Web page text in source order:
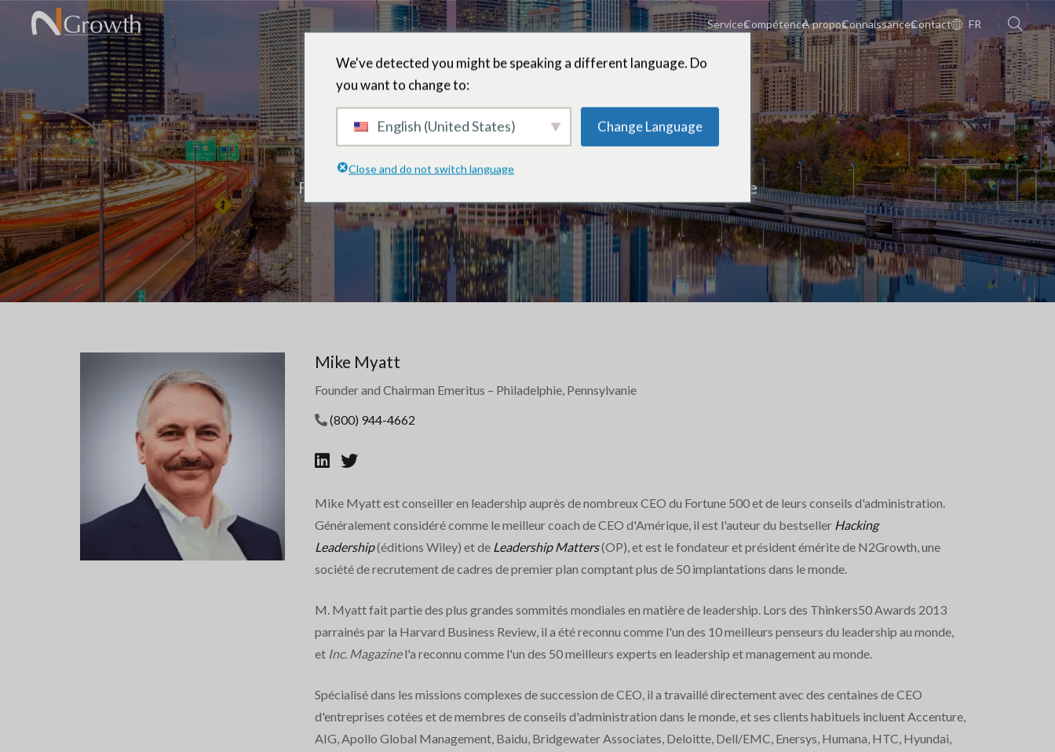
ServicesCompétenceÀ proposConnaissancesContact FR
Mike Myatt
Fondateur et président émérite – Philadelphie, Pennsylvanie
Mike Myatt
Founder and Chairman Emeritus – Philadelphie, Pennsylvanie
(800) 944-4662
Mike Myatt est conseiller en leadership auprès de nombreux CEO du Fortune 500 et de leurs conseils d'administration.
Généralement considéré comme le meilleur coach de CEO d'Amérique, il est l'auteur du bestseller Hacking
Leadership(éditions Wiley) et de Leadership Matters(OP), et est le fondateur et président émérite de N2Growth, une
société de recrutement de cadres de premier plan comptant plus de 50 implantations dans le monde.
M. Myatt fait partie des plus grandes sommités mondiales en matière de leadership. Lors des Thinkers50 Awards 2013
parrainés par la Harvard Business Review, il a été reconnu comme l'un des 10 meilleurs penseurs du leadership au monde,
et Inc. Magazinel'a reconnu comme l'un des 50 meilleurs experts en leadership et management au monde.
Spécialisé dans les missions complexes de succession de CEO, il a travaillé directement avec des centaines de CEO
d'entreprises cotées et de membres de conseils d'administration dans le monde, et ses clients habituels incluent Accenture,
AIG, Apollo Global Management, Baidu, Bridgewater Associates, Deloitte, Dell/EMC, Enersys, Humana, HTC, Hyundai,
We've detected you might be speaking a different language. Do
you want to change to:
English (United States) Change Language
Close and do not switch language